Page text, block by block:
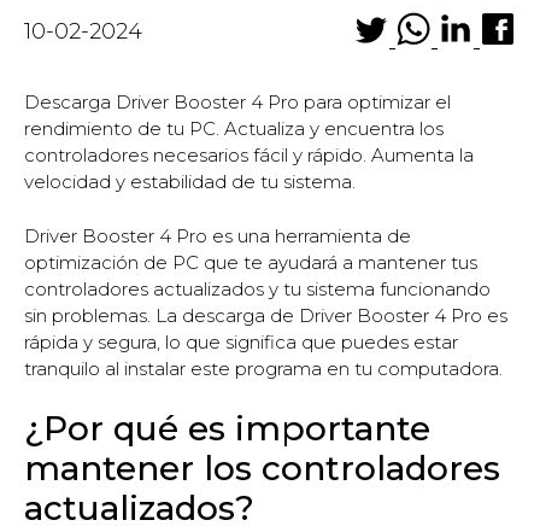
10-02-2024
Descarga Driver Booster 4 Pro para optimizar el
rendimiento de tu PC. Actualiza y encuentra los
controladores necesarios fácil y rápido. Aumenta la
velocidad y estabilidad de tu sistema.
Driver Booster 4 Pro es una herramienta de
optimización de PC que te ayudará a mantener tus
controladores actualizados y tu sistema funcionando
sin problemas. La descarga de Driver Booster 4 Pro es
rápida y segura, lo que significa que puedes estar
tranquilo al instalar este programa en tu computadora.
¿Por qué es importante
mantener los controladores
actualizados?